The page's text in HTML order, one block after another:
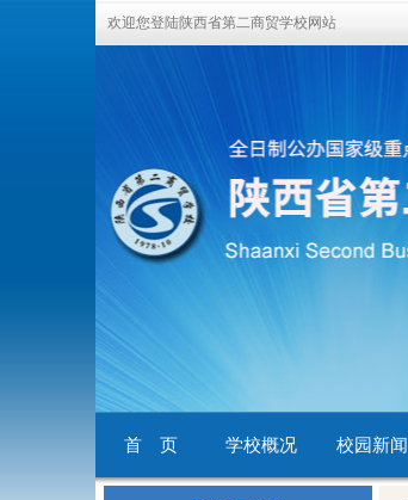
欢迎您登陆陕西省第二商贸学校网站
首 页 学校概况 校园新闻